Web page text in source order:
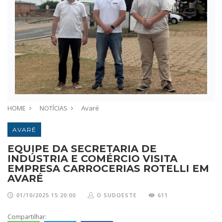
HOME NOTÍCIAS Avaré
AVARÉ
EQUIPE DA SECRETARIA DE
INDÚSTRIA E COMÉRCIO VISITA
EMPRESA CARROCERIAS ROTELLI EM
AVARÉ
01/10/2025 15:20:00 O SUDOESTE 611
Compartilhar: